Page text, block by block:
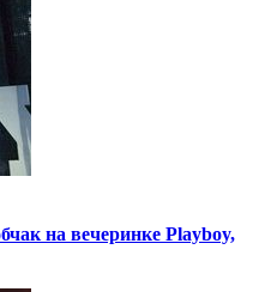
на вечеринке Playboy,